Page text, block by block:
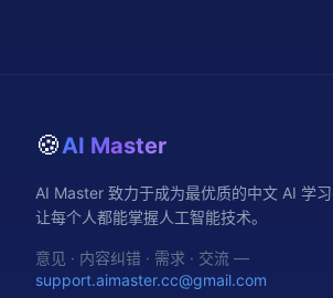
🍪AI Master
AI Master 致力于成为最优质的中文 AI 学习
让每个人都能掌握人工智能技术。
意见 · 内容纠错 · 需求 · 交流 —
support.aimaster.cc@gmail.com